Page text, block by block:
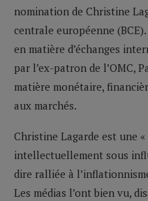
nomination de Christine
centrale européenne
en matière d’échanges
par l’ex-patron de l’OMC,
matière monétaire,
aux marchés.
Christine Lagarde est une
intellectuellement sous
dire ralliée à
Les médias l’ont bien vu,